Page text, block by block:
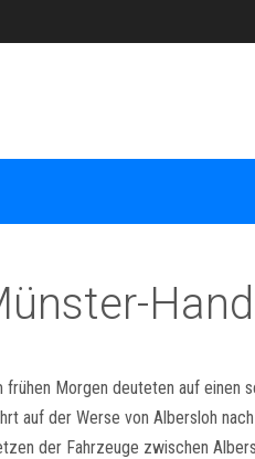
Morgen deuteten auf einen
auf der Werse von Albersloh
der Fahrzeuge zwischen